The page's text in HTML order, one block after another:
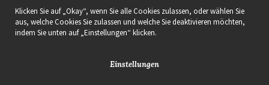
Klicken Sie auf „Okay“, wenn Sie alle Cookies zulassen, oder wählen Sie
aus, welche Cookies Sie zulassen und welche Sie deaktivieren möchten,
indem Sie unten auf „Einstellungen“ klicken.
Einstellungen